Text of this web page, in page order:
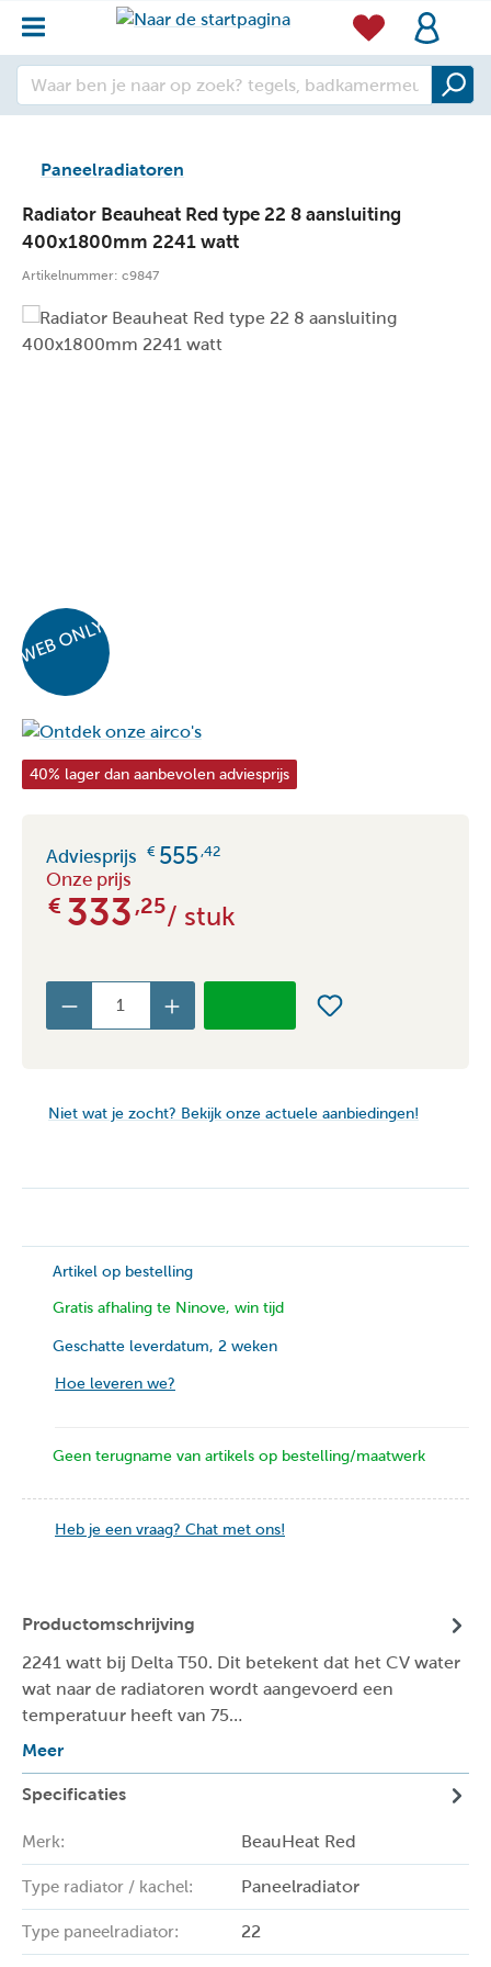
Paneelradiatoren
Radiator Beauheat Red type 22 8 aansluiting
400x1800mm 2241 watt
Artikelnummer: c9847
WEB ONLY
40% lager dan aanbevolen adviesprijs
Onze prijs
€ 333 ,25/ stuk
Adviesprijs € 555 ,42
Niet wat je zocht? Bekijk onze actuele aanbiedingen!
Artikel op bestelling
Gratis afhaling te Ninove, win tijd
Geschatte leverdatum, 2 weken
Hoe leveren we?
Geen terugname van artikels op bestelling/maatwerk
Heb je een vraag? Chat met ons!
Productomschrijving
2241 watt bij Delta T50. Dit betekent dat het CV water
wat naar de radiatoren wordt aangevoerd een
temperatuur heeft van 75…
Meer
Specificaties
Merk: BeauHeat Red
Type radiator / kachel: Paneelradiator
Type paneelradiator: 22